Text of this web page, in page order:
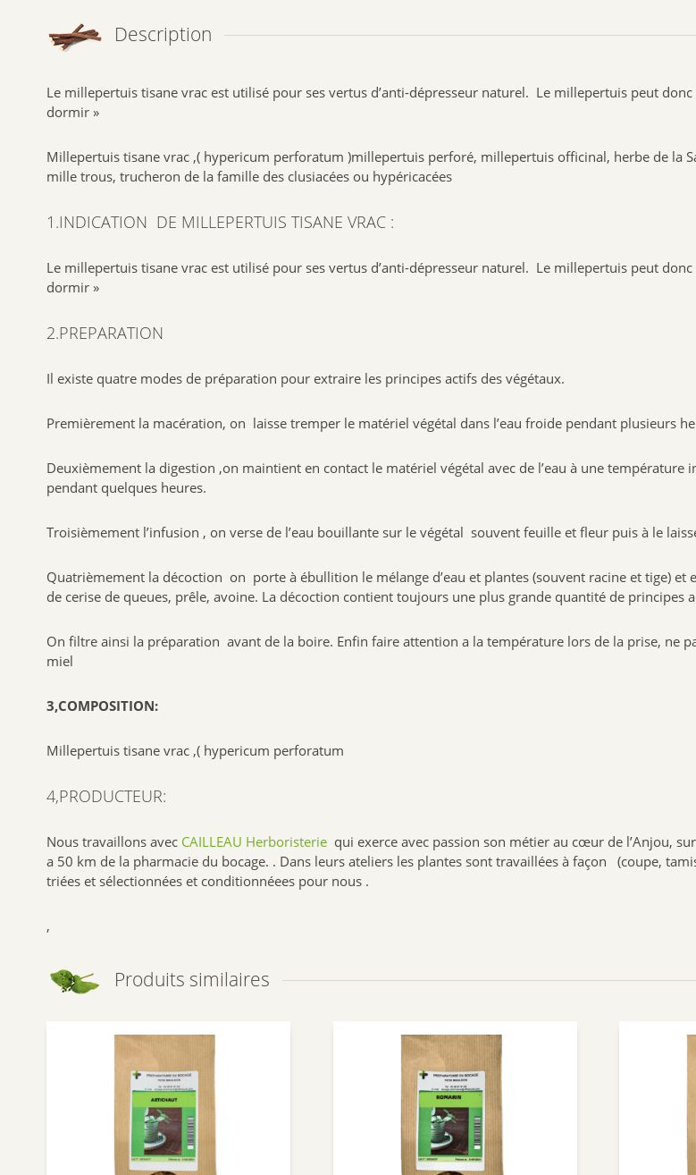
Description
Le millepertuis tisane vrac est utilisé pour ses vertus d’anti-dépresseur naturel. Le millepertuis peut
dormir »
Millepertuis tisane vrac ,( hypericum perforatum )millepertuis perforé, millepertuis officinal, herbe de la
mille trous, trucheron de la famille des clusiacées ou hypéricacées
1.INDICATION DE MILLEPERTUIS TISANE VRAC :
Le millepertuis tisane vrac est utilisé pour ses vertus d’anti-dépresseur naturel. Le millepertuis peut
dormir »
2.PREPARATION
Il existe quatre modes de préparation pour extraire les principes actifs des végétaux.
Premièrement la macération, on laisse tremper le matériel végétal dans l’eau froide pendant plusieurs
Deuxièmement la digestion ,on maintient en contact le matériel végétal avec de l’eau à une
pendant quelques heures.
Troisièmement l’infusion , on verse de l’eau bouillante sur le végétal souvent feuille et fleur puis à le
Quatrièmement la décoction on porte à ébullition le mélange d’eau et plantes (souvent racine et tige)
de cerise de queues, prêle, avoine. La décoction contient toujours une plus grande quantité de principes
On filtre ainsi la préparation avant de la boire. Enfin faire attention a la température lors de la prise, ne
miel
3,COMPOSITION:
Millepertuis tisane vrac ,( hypericum perforatum
4,PRODUCTEUR:
Nous travaillons avec CAILLEAU Herboristerie qui exerce avec passion son métier au cœur de l’Anjou,
a 50 km de la pharmacie du bocage. . Dans leurs ateliers les plantes sont travaillées à façon (coupe,
triées et sélectionnées et conditionnéees pour nous .
,
Produits similaires